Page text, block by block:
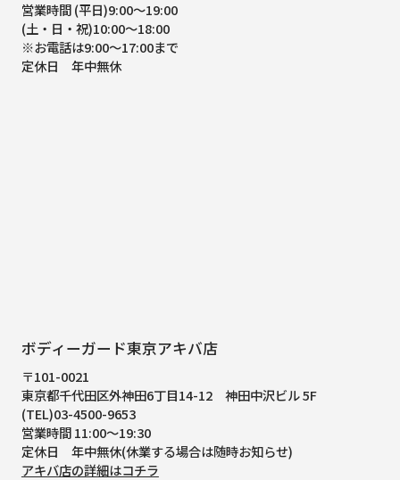
営業時間 (平日)9:00～19:00
(土・日・祝)10:00～18:00
※お電話は9:00～17:00まで
定休日 年中無休
ボディーガード東京アキバ店
〒101-0021
東京都千代田区外神田6丁目14-12 神田中沢ビル 5F
(TEL)03-4500-9653
営業時間 11:00～19:30
定休日 年中無休(休業する場合は随時お知らせ)
アキバ店の詳細はコチラ